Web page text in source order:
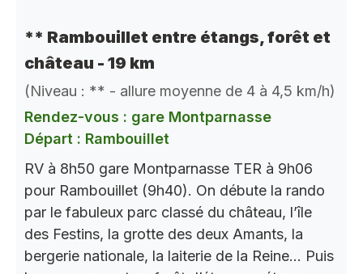
** Rambouillet entre étangs, forêt et
château - 19 km
(Niveau : ** - allure moyenne de 4 à 4,5 km/h)
Rendez-vous : gare Montparnasse
Départ : Rambouillet
RV à 8h50 gare Montparnasse TER à 9h06
pour Rambouillet (9h40). On débute la rando
par le fabuleux parc classé du château, l’île
des Festins, la grotte des deux Amants, la
bergerie nationale, la laiterie de la Reine… Puis